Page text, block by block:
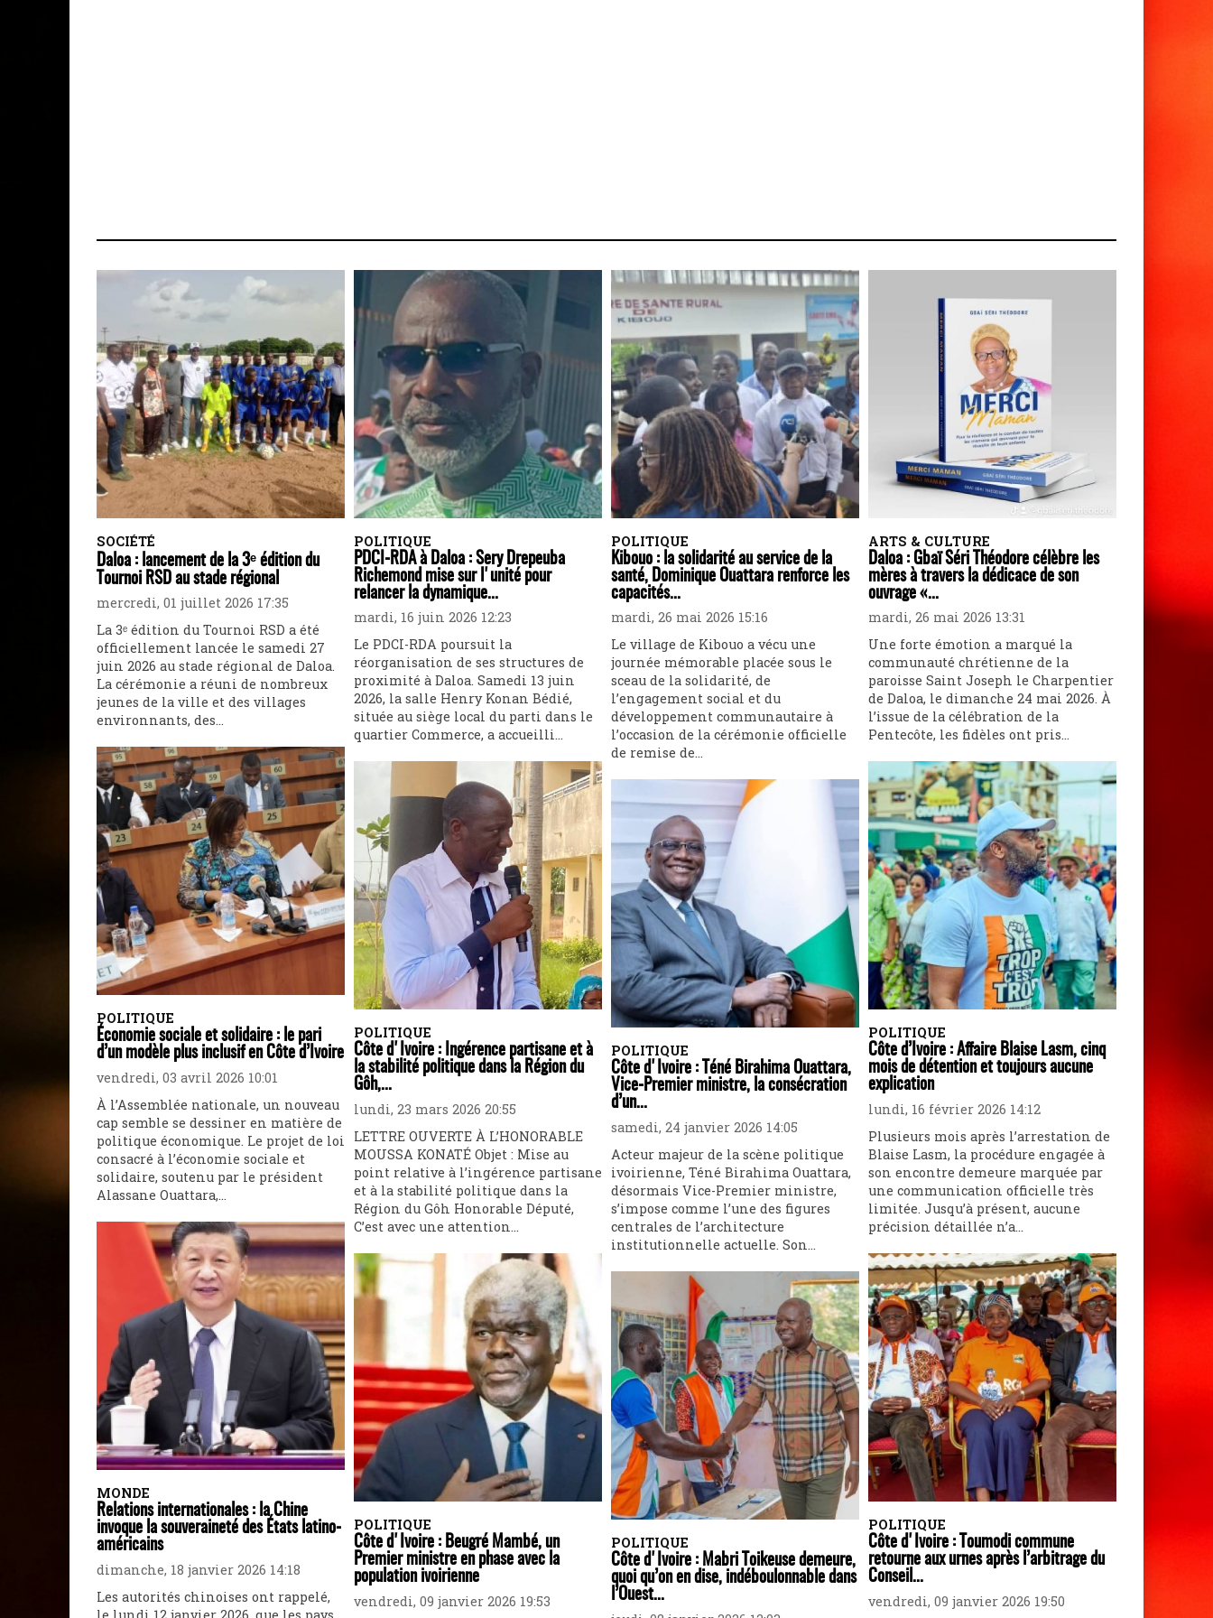
SOCIÉTÉ
Daloa : lancement de la 3ᵉ édition du
Tournoi RSD au stade régional
mercredi, 01 juillet 2026 17:35
La 3ᵉ édition du Tournoi RSD a été
officiellement lancée le samedi 27
juin 2026 au stade régional de Daloa.
La cérémonie a réuni de nombreux
jeunes de la ville et des villages
environnants, des...
POLITIQUE
PDCI-RDA à Daloa : Sery Drepeuba
Richemond mise sur l'unité pour
relancer la dynamique...
mardi, 16 juin 2026 12:23
Le PDCI-RDA poursuit la
réorganisation de ses structures de
proximité à Daloa. Samedi 13 juin
2026, la salle Henry Konan Bédié,
située au siège local du parti dans le
quartier Commerce, a accueilli...
POLITIQUE
Kibouo : la solidarité au service de la
santé, Dominique Ouattara renforce les
capacités...
mardi, 26 mai 2026 15:16
Le village de Kibouo a vécu une
journée mémorable placée sous le
sceau de la solidarité, de
l’engagement social et du
développement communautaire à
l’occasion de la cérémonie officielle
de remise de...
ARTS & CULTURE
Daloa : Gbaï Séri Théodore célèbre les
mères à travers la dédicace de son
ouvrage «...
mardi, 26 mai 2026 13:31
Une forte émotion a marqué la
communauté chrétienne de la
paroisse Saint Joseph le Charpentier
de Daloa, le dimanche 24 mai 2026. À
l’issue de la célébration de la
Pentecôte, les fidèles ont pris...
POLITIQUE
Économie sociale et solidaire : le pari
d’un modèle plus inclusif en Côte d’Ivoire
vendredi, 03 avril 2026 10:01
À l’Assemblée nationale, un nouveau
cap semble se dessiner en matière de
politique économique. Le projet de loi
consacré à l’économie sociale et
solidaire, soutenu par le président
Alassane Ouattara,...
POLITIQUE
Côte d'Ivoire : Ingérence partisane et à
la stabilité politique dans la Région du
Gôh,...
lundi, 23 mars 2026 20:55
LETTRE OUVERTE À L’HONORABLE
MOUSSA KONATÉ Objet : Mise au
point relative à l’ingérence partisane
et à la stabilité politique dans la
Région du Gôh Honorable Député,
C’est avec une attention...
POLITIQUE
Côte d’Ivoire : Affaire Blaise Lasm, cinq
mois de détention et toujours aucune
explication
lundi, 16 février 2026 14:12
Plusieurs mois après l’arrestation de
Blaise Lasm, la procédure engagée à
son encontre demeure marquée par
une communication officielle très
limitée. Jusqu’à présent, aucune
précision détaillée n’a...
POLITIQUE
Côte d'Ivoire : Téné Birahima Ouattara,
Vice-Premier ministre, la consécration
d’un...
samedi, 24 janvier 2026 14:05
Acteur majeur de la scène politique
ivoirienne, Téné Birahima Ouattara,
désormais Vice-Premier ministre,
s’impose comme l’une des figures
centrales de l’architecture
institutionnelle actuelle. Son...
MONDE
Relations internationales : la Chine
invoque la souveraineté des États latino-
américains
dimanche, 18 janvier 2026 14:18
Les autorités chinoises ont rappelé,
POLITIQUE
Côte d'Ivoire : Beugré Mambé, un
Premier ministre en phase avec la
population ivoirienne
vendredi, 09 janvier 2026 19:53
POLITIQUE
Côte d'Ivoire : Toumodi commune
retourne aux urnes après l’arbitrage du
Conseil...
vendredi, 09 janvier 2026 19:50
POLITIQUE
Côte d'Ivoire : Mabri Toikeuse demeure,
quoi qu’on en dise, indéboulonnable dans
l’Ouest...